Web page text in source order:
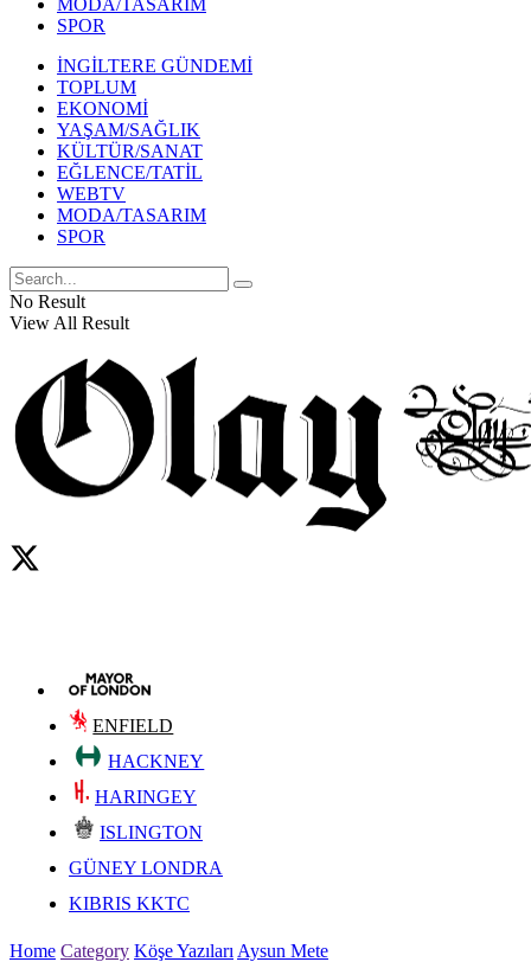
SPOR
İNGİLTERE GÜNDEMİ
TOPLUM
EKONOMİ
YAŞAM/SAĞLIK
KÜLTÜR/SANAT
EĞLENCE/TATİL
WEBTV
MODA/TASARIM
SPOR
No Result
View All Result
ENFIELD
HACKNEY
HARINGEY
ISLINGTON
GÜNEY LONDRA
KIBRIS KKTC
Home Category Köşe Yazıları Aysun Mete